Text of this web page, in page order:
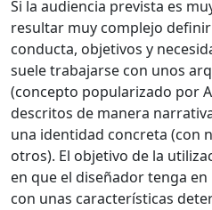
Si la audiencia prevista es
resultar muy complejo
conducta, objetivos y
suele trabajarse con unos
(concepto popularizado por
descritos de manera
una identidad concreta (con
otros). El objetivo de la
en que el diseñador tenga
con unas características